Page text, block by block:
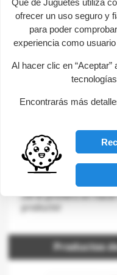
Kit de cocina - Carne.
Incluye cuchillo de
Juegos de imitación-
Envíanos tu consulta
¡Sé el primero en
Productos
Qué de Juguetes utiliza
ofrecer un uso seguro y
para poder
experiencia como
Al hacer clic en
Encontrarás más